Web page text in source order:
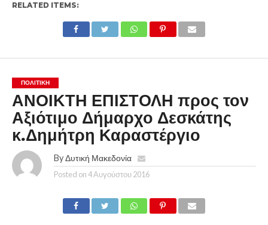
RELATED ITEMS:
ΠΟΛΙΤΙΚΉ
ΑΝΟΙΚΤΗ ΕΠΙΣΤΟΛΗ προς τον
Αξιότιμο Δήμαρχο Δεσκάτης
κ.Δημήτρη Καραστέργιο
By Δυτική Μακεδονία
Posted on4 Αυγούστου 2016